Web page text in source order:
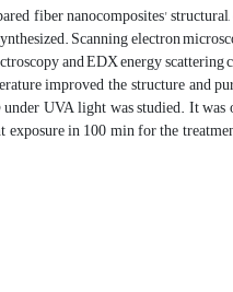
fiber nanocomposites'
Scanning electron
and EDX energy scattering
improved the structure and
UVA light was studied. It was
in 100 min for the